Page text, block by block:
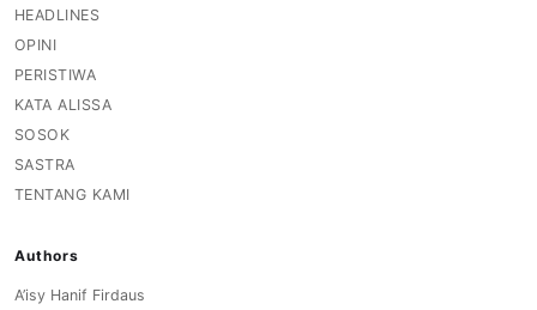
HEADLINES
OPINI
PERISTIWA
KATA ALISSA
SOSOK
SASTRA
TENTANG KAMI
Authors
A’isy Hanif Firdaus